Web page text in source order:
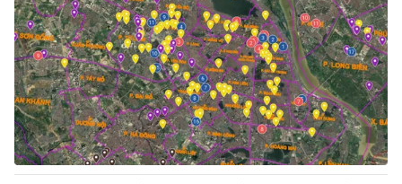
Thế giới
Tin tức
Thế giới đó đây
Câu chuyện quốc tế
Kinh tế
Tài chính
Thị trường
Dữ liệu và đời sống